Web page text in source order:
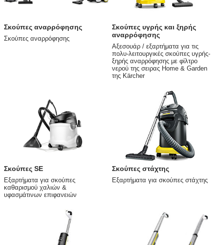
Σκούπες αναρρόφησης
Σκούπες αναρρόφησης
Σκούπες υγρής και ξηρής
αναρρόφησης
Αξεσουάρ / εξαρτήματα για τις
πολυ-λειτουργικές σκούπες υγρής-
ξηρής αναρρόφησης με φίλτρο
νερού της σειρας Home & Garden
της Kärcher
Σκούπες SE
Εξαρτήματα για σκούπες
καθαρισμού χαλιών &
υφασμάτινων επιφανειών
Σκούπες στάχτης
Εξαρτήματα για σκούπες στάχτης